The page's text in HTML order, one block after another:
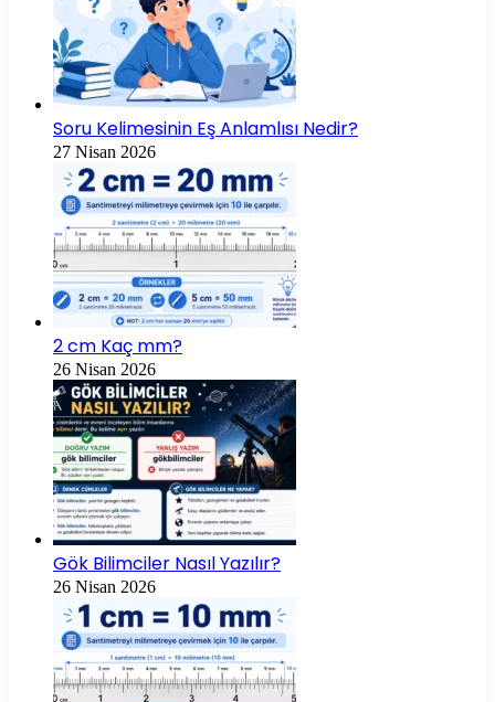
Soru Kelimesinin Eş Anlamlısı Nedir?
27 Nisan 2026
2 cm Kaç mm?
26 Nisan 2026
Gök Bilimciler Nasıl Yazılır?
26 Nisan 2026